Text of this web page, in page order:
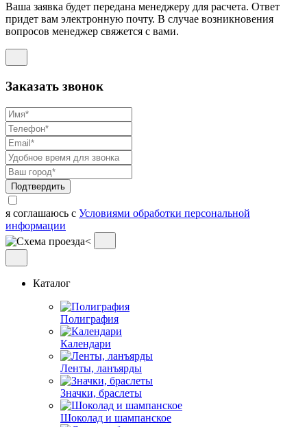
Ваша заявка будет передана менеджеру для расчета. Ответ
придет вам электронную почту. В случае возникновения
вопросов менеджер свяжется с вами.
Заказать звонок
Подтвердить
я соглашаюсь с Условиями обработки персональной
информации
Каталог
Полиграфия
Календари
Ленты, ланъярды
Значки, браслеты
Шоколад и шампанское